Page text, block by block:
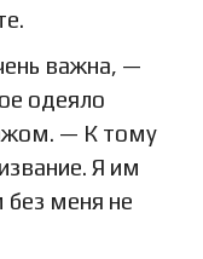
важна, —
одеяло
— К тому
Я им
меня не